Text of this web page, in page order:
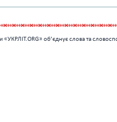
об’єднує слова та